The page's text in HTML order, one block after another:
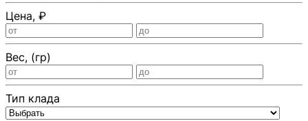
Цена, ₽
Вес, (гр)
Тип клада